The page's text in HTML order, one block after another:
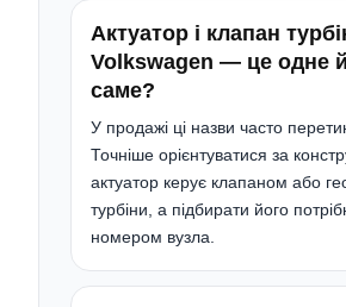
Актуатор і клапан
Volkswagen — це одне
саме?
У продажі ці назви часто
Точніше орієнтуватися за
актуатор керує клапаном або
турбіни, а підбирати його
номером вузла.